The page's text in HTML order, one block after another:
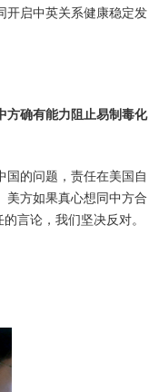
开启中英关系健康稳定发
方确有能力阻止易制毒化
的问题，责任在美国自
方如果真心想同中方合
言论，我们坚决反对。